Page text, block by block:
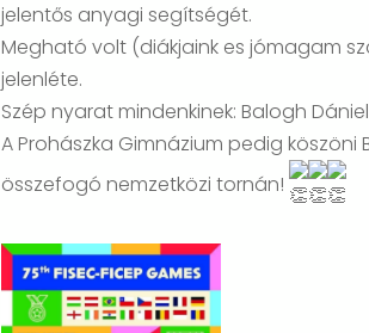
jelentős anyagi segítségét.
Megható volt (diákjaink es jómagam
jelenléte.
Szép nyarat mindenkinek: Balogh Dániel
A Prohászka Gimnázium pedig
összefogó nemzetközi tornán!